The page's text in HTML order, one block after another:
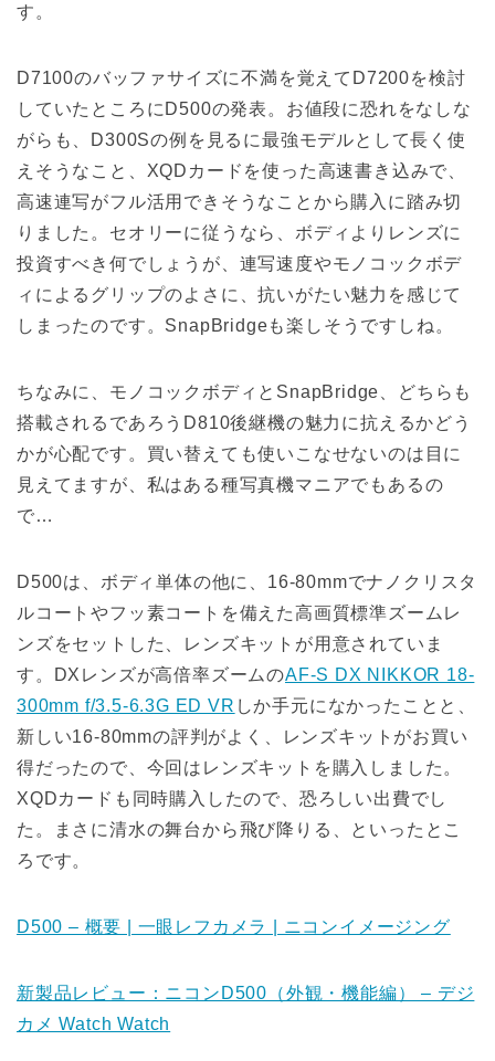
す。
D7100のバッファサイズに不満を覚えてD7200を検討
していたところにD500の発表。お値段に恐れをなしな
がらも、D300Sの例を見るに最強モデルとして長く使
えそうなこと、XQDカードを使った高速書き込みで、
高速連写がフル活用できそうなことから購入に踏み切
りました。セオリーに従うなら、ボディよりレンズに
投資すべき何でしょうが、連写速度やモノコックボデ
ィによるグリップのよさに、抗いがたい魅力を感じて
しまったのです。SnapBridgeも楽しそうですしね。
ちなみに、モノコックボディとSnapBridge、どちらも
搭載されるであろうD810後継機の魅力に抗えるかどう
かが心配です。買い替えても使いこなせないのは目に
見えてますが、私はある種写真機マニアでもあるの
で…
D500は、ボディ単体の他に、16-80mmでナノクリスタ
ルコートやフッ素コートを備えた高画質標準ズームレ
ンズをセットした、レンズキットが用意されていま
す。DXレンズが高倍率ズームのAF-S DX NIKKOR 18-
300mm f/3.5-6.3G ED VR しか手元になかったことと、
新しい16-80mmの評判がよく、レンズキットがお買い
得だったので、今回はレンズキットを購入しました。
XQDカードも同時購入したので、恐ろしい出費でし
た。まさに清水の舞台から飛び降りる、といったとこ
ろです。
D500 – 概要 | 一眼レフカメラ | ニコンイメージング
新製品レビュー：ニコンD500（外観・機能編） – デジ
カメ Watch Watch